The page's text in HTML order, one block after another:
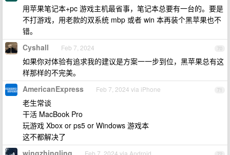
用苹果笔记本+pc 游戏主机最省事，笔记本总要有一台的。要是
不打游戏，用老款的双系统 mbp 或者 win 本再装个黑苹果也不
错。
70
Cyshall Feb 7, 2024
如果你对体验有追求我的建议是方案一一步到位，黑苹果总有这
样那样的不完美。
71
AmericanExpress Feb 7, 2024 via iPhone
老生常谈
干活 MacBook Pro
玩游戏 Xbox or ps5 or Windows 游戏本
这不都解决了
wingzhingling Feb 7, 2024 via Android